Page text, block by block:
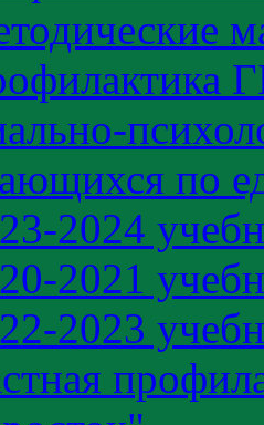
по
2024
2021
2023